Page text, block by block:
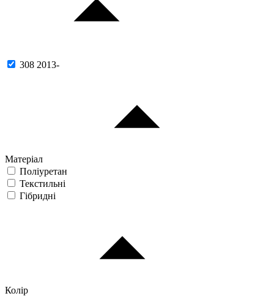
308 2013-
Матеріал
Поліуретан
Текстильні
Гібридні
Колір